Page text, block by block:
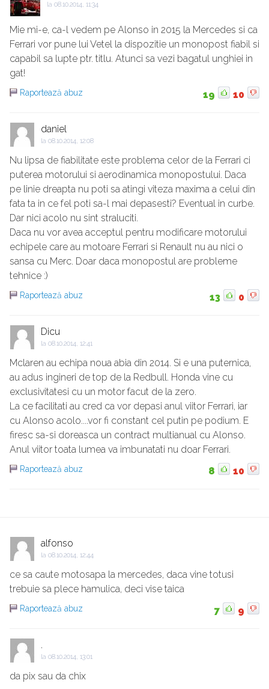
la 08.10.2014, 11:34
Mie mi-e, ca-l vedem pe Alonso in 2015 la Mercedes si ca
Ferrari vor pune lui Vetel la dispozitie un monopost fiabil si
capabil sa lupte ptr. titlu. Atunci sa vezi bagatul unghiei in
gat!
Raportează abuz 19 10
daniel
la 08.10.2014, 12:08
Nu lipsa de fiabilitate este problema celor de la Ferrari ci
puterea motorului si aerodinamica monopostului. Daca
pe linie dreapta nu poti sa atingi viteza maxima a celui din
fata ta in ce fel poti sa-l mai depasesti? Eventual in curbe.
Dar nici acolo nu sint straluciti.
Daca nu vor avea acceptul pentru modificare motorului
echipele care au motoare Ferrari si Renault nu au nici o
sansa cu Merc. Doar daca monopostul are probleme
tehnice :)
Raportează abuz 13 0
Dicu
la 08.10.2014, 12:41
Mclaren au echipa noua abia din 2014. Si e una puternica,
au adus ingineri de top de la Redbull. Honda vine cu
exclusivitatesi cu un motor facut de la zero.
La ce facilitati au cred ca vor depasi anul viitor Ferrari, iar
cu Alonso acolo....vor fi constant cel putin pe podium. E
firesc sa-si doreasca un contract multianual cu Alonso.
Anul viitor toata lumea va imbunatati nu doar Ferrari.
Raportează abuz 8 10
alfonso
la 08.10.2014, 12:44
ce sa caute motosapa la mercedes, daca vine totusi
trebuie sa plece hamulica, deci vise taica
Raportează abuz 7 9
.
la 08.10.2014, 13:01
da pix sau da chix